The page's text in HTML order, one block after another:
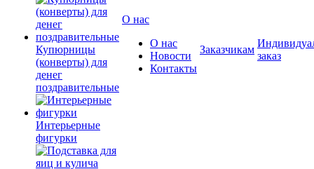
Купюрницы
(конверты) для
денег
поздравительные
Интерьерные
фигурки
О нас
О нас
Новости
Контакты
Заказчикам
заказ